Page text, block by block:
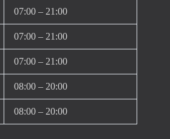
07:00 – 21:00
07:00 – 21:00
07:00 – 21:00
08:00 – 20:00
08:00 – 20:00